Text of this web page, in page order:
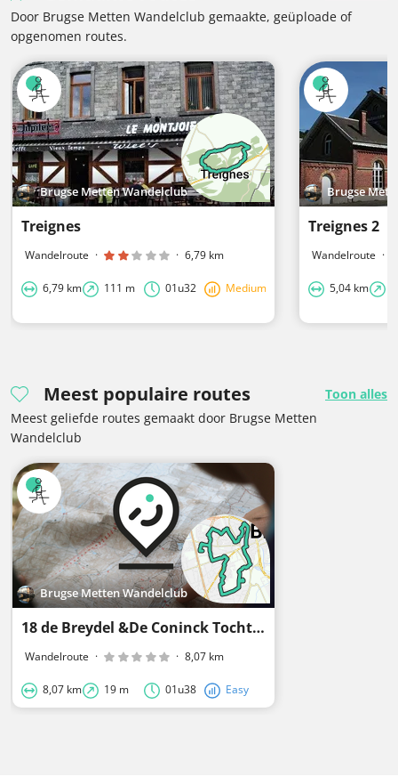
Door Brugse Metten Wandelclub gemaakte, geüploade of
opgenomen routes.
Brugse Metten Wandelclub
Treignes
Wandelroute · · 6,79 km
6,79 km 111 m 01u32 Medium
Brugse
Treignes 2
Wandelroute ·
5,04 km
Meest populaire routes
Toon alles
Meest geliefde routes gemaakt door Brugse Metten
Wandelclub
Brugse Metten Wandelclub
18 de Breydel &De Coninck Tocht 8 km 2021
Wandelroute · · 8,07 km
8,07 km 19 m 01u38 Easy